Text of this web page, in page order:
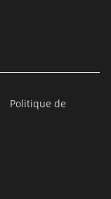
Politique de